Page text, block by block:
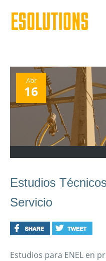
Abr
16
Estudios
Servicio
Estudios para ENEL en